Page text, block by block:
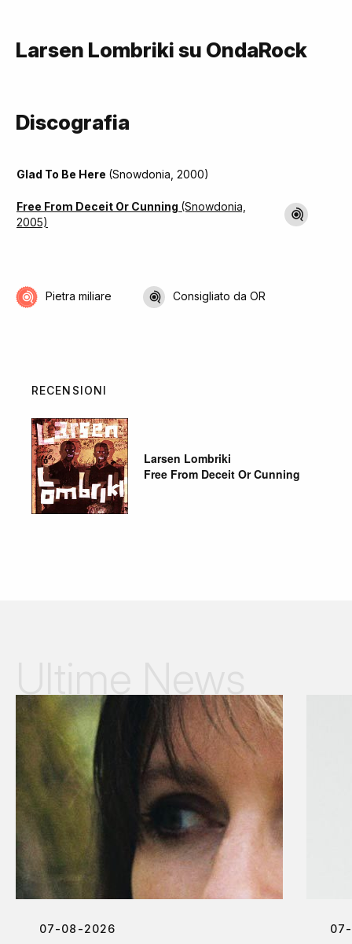
Larsen Lombriki su OndaRock
Discografia
Glad To Be Here (Snowdonia, 2000)
Free From Deceit Or Cunning (Snowdonia,
2005)
Pietra miliare Consigliato da OR
RECENSIONI
Larsen Lombriki
Free From Deceit Or Cunning
07-08-2026